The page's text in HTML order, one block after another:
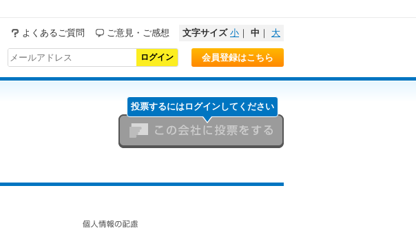
よくあるご質問 ご意見・ご感想 文字サイズ 小 ｜ 中 ｜ 大
会員登録はこちら
投票するにはログインしてください